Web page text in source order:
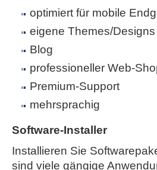
optimiert für mobile
eigene Themes/Designs
Blog
professioneller Web-
Premium-Support
mehrsprachig
Software-Installer
Installieren Sie
sind viele gängige